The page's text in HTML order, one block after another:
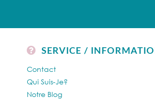
SERVICE /
Contact
Qui Suis-Je?
Notre Blog